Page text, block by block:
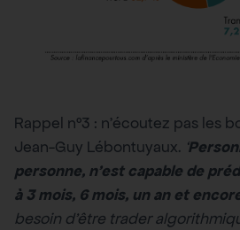
Rappel n°3 : n’écoutez pas les
Jean-Guy Lébontuyaux.
personne, n’est capable de
à 3 mois, 6 mois, un an et
besoin d’être trader